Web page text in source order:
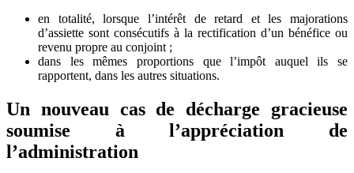
en totalité, lorsque l’intérêt de retard et les majorations
d’assiette sont consécutifs à la rectification d’un bénéfice ou
revenu propre au conjoint ;
dans les mêmes proportions que l’impôt auquel ils se
rapportent, dans les autres situations.
Un nouveau cas de décharge gracieuse
soumise à l’appréciation de
l’administration